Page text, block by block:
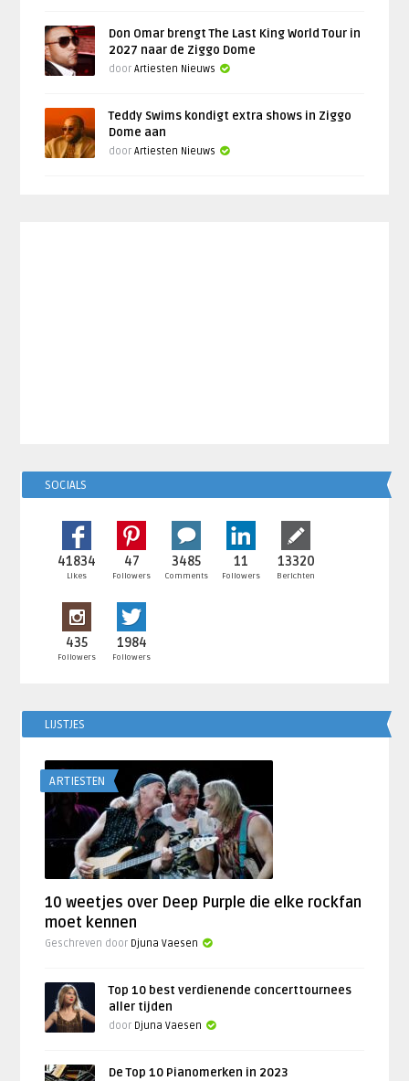
Don Omar brengt The Last King World Tour in
2027 naar de Ziggo Dome
doorArtiesten Nieuws
Teddy Swims kondigt extra shows in Ziggo
Dome aan
doorArtiesten Nieuws
SOCIALS
41834
Likes
47
Followers
3485
Comments
11
Followers
13320
Berichten
435
Followers
1984
Followers
LIJSTJES
ARTIESTEN
10 weetjes over Deep Purple die elke rockfan
moet kennen
Geschreven door Djuna Vaesen
Top 10 best verdienende concerttournees
aller tijden
door Djuna Vaesen
De Top 10 Pianomerken in 2023